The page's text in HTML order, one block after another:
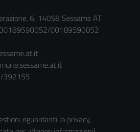
6, 14058 Sessame AT
00189590052/00189590052
392155
riguardanti la privacy,